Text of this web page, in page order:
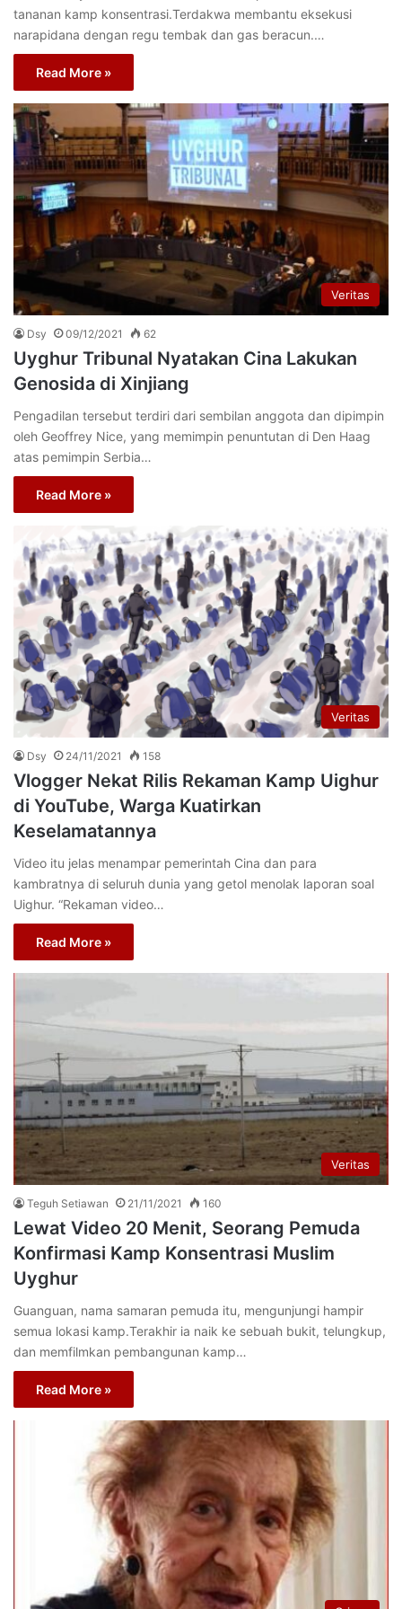
tananan kamp konsentrasi.Terdakwa membantu eksekusi
narapidana dengan regu tembak dan gas beracun.…
Read More »
Veritas
Dsy 09/12/2021 62
Uyghur Tribunal Nyatakan Cina Lakukan
Genosida di Xinjiang
Pengadilan tersebut terdiri dari sembilan anggota dan dipimpin
oleh Geoffrey Nice, yang memimpin penuntutan di Den Haag
atas pemimpin Serbia…
Read More »
Veritas
Dsy 24/11/2021 158
Vlogger Nekat Rilis Rekaman Kamp Uighur
di YouTube, Warga Kuatirkan
Keselamatannya
Video itu jelas menampar pemerintah Cina dan para
kambratnya di seluruh dunia yang getol menolak laporan soal
Uighur. “Rekaman video…
Read More »
Veritas
Teguh Setiawan 21/11/2021 160
Lewat Video 20 Menit, Seorang Pemuda
Konfirmasi Kamp Konsentrasi Muslim
Uyghur
Guanguan, nama samaran pemuda itu, mengunjungi hampir
semua lokasi kamp.Terakhir ia naik ke sebuah bukit, telungkup,
dan memfilmkan pembangunan kamp…
Read More »